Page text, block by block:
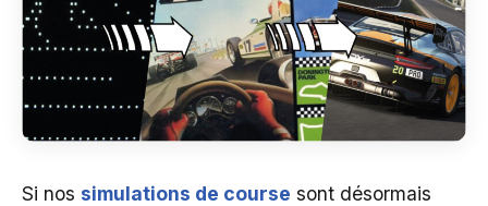
Si nos simulations de course sont désormais